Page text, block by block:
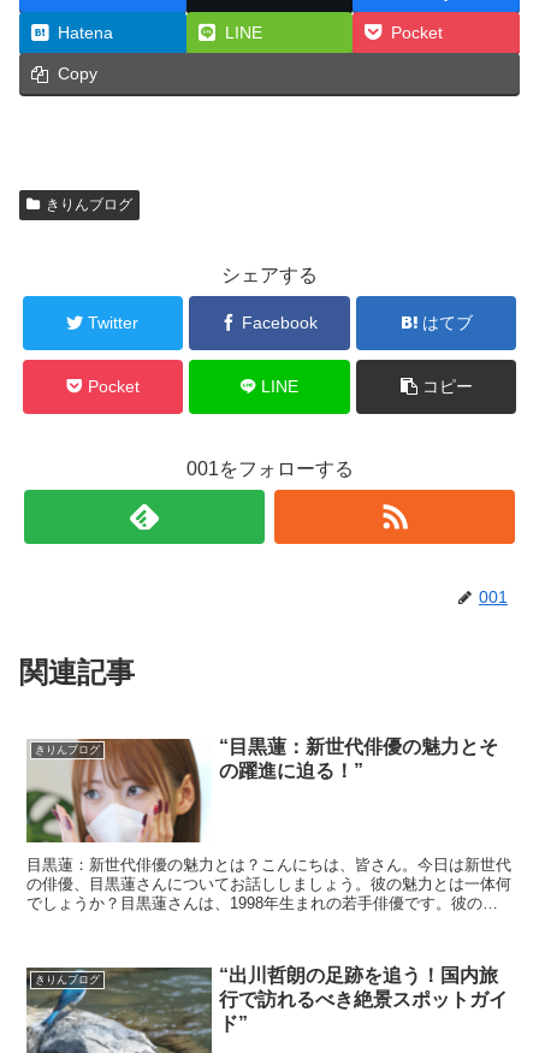
Hatena LINE Pocket
Copy
きりんブログ
シェアする
Twitter Facebook はてブ
Pocket LINE コピー
001をフォローする
001
関連記事
きりんブログ
“目黒蓮：新世代俳優の魅力とそ
の躍進に迫る！”
目黒蓮：新世代俳優の魅力とは？こんにちは、皆さん。今日は新世代
の俳優、目黒蓮さんについてお話ししましょう。彼の魅力とは一体何
でしょうか？目黒蓮さんは、1998年生まれの若手俳優です。彼の魅
きりんブログ
“出川哲朗の足跡を追う！国内旅
行で訪れるべき絶景スポットガイ
ド”